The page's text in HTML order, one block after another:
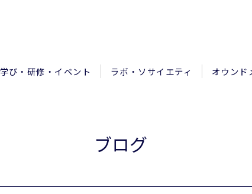
学び・研修・イベント ラボ・ソサイエティ オウンド
ブログ